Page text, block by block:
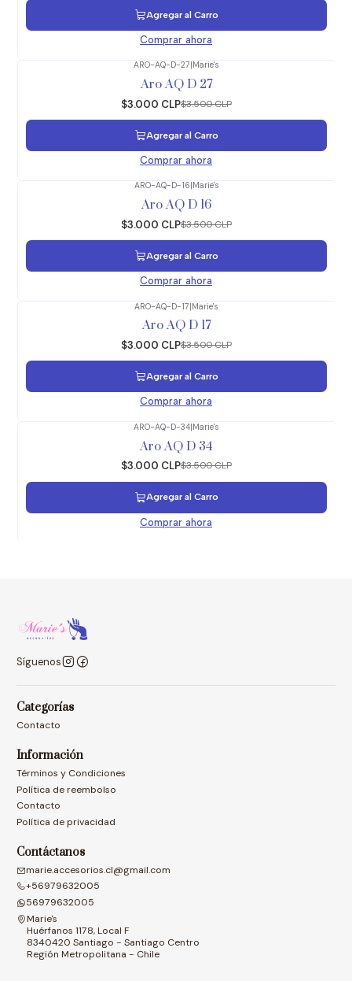
Agregar al Carro
Comprar ahora
ARO-AQ-D-27 Marie's
Aro AQ D 27
$3.000 CLP$3.500 CLP
Agregar al Carro
Comprar ahora
ARO-AQ-D-16 Marie's
Aro AQ D 16
$3.000 CLP$3.500 CLP
Agregar al Carro
Comprar ahora
ARO-AQ-D-17|Marie's
Aro AQ D 17
$3.000 CLP$3.500 CLP
Agregar al Carro
Comprar ahora
ARO-AQ-D-34|Marie's
Aro AQ D 34
$3.000 CLP$3.500 CLP
Agregar al Carro
Comprar ahora
Síguenos
Categorías
Contacto
Información
Términos y Condiciones
Política de reembolso
Contacto
Política de privacidad
Contáctanos
marie.accesorios.cl@gmail.com
+56979632005
56979632005
Marie's
Huérfanos 1178, Local F
8340420 Santiago - Santiago Centro
Región Metropolitana - Chile